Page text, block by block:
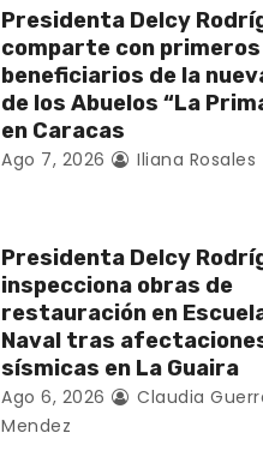
Presidenta Delcy
comparte con
beneficiarios de la
de los Abuelos “La
en Caracas
Ago 7, 2026 Iliana Rosales
Presidenta Delcy
inspecciona obras de
restauración en
Naval tras
sísmicas en La Guaira
Ago 6, 2026
Claudia
Mendez